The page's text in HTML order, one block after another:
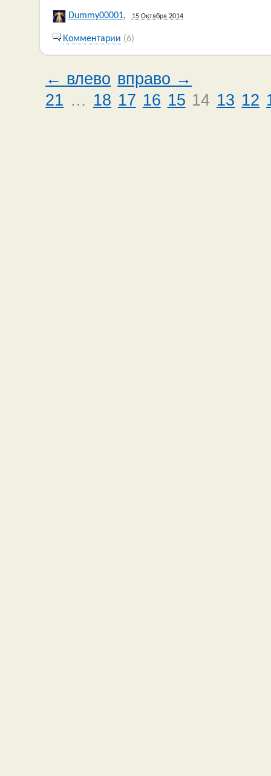
Dummy00001, 15 Октября 2014
Комментарии (6)
← влево вправо →
21 … 18 17 16 15 14 13 12